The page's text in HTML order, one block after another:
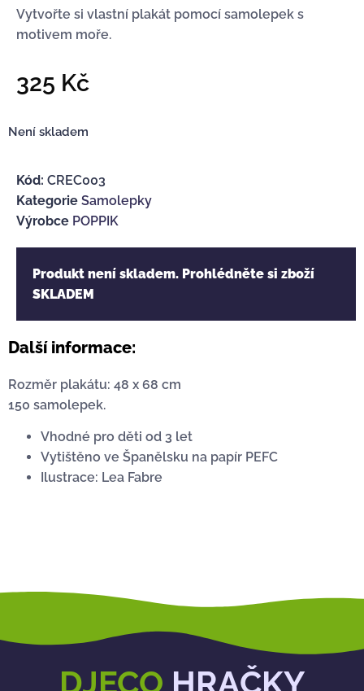
Vytvořte si vlastní plakát pomocí samolepek s
motivem moře.
325 Kč
Není skladem
Kód: CREC003
Kategorie Samolepky
Výrobce POPPIK
Produkt není skladem. Prohlédněte si zboží
SKLADEM
Další informace:
Rozměr plakátu: 48 x 68 cm
150 samolepek.
Vhodné pro děti od 3 let
Vytištěno ve Španělsku na papír PEFC
Ilustrace: Lea Fabre
DJECO HRAČKY